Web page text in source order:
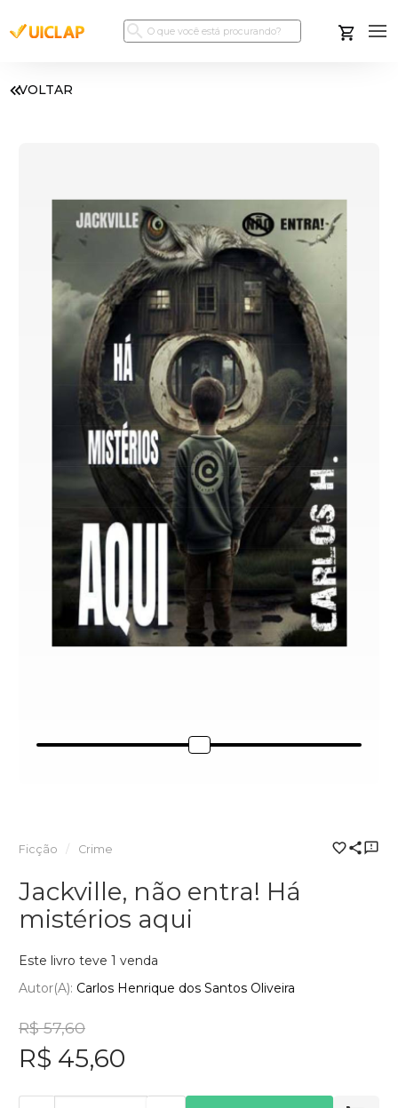
VOLTAR
Ficção Crime
Jackville, não entra! Há
mistérios aqui
Este livro teve 1 venda
Autor(a): Carlos Henrique dos Santos Oliveira
R$ 57,60
R$ 45,60